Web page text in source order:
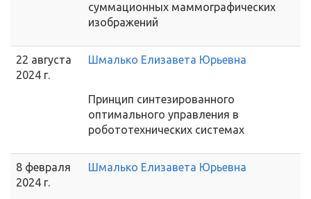
суммационных маммографических
изображений
22 августа
2024 г.
Шмалько Елизавета Юрьевна
Принцип синтезированного
оптимального управления в
робототехнических системах
8 февраля
2024 г.
Шмалько Елизавета Юрьевна